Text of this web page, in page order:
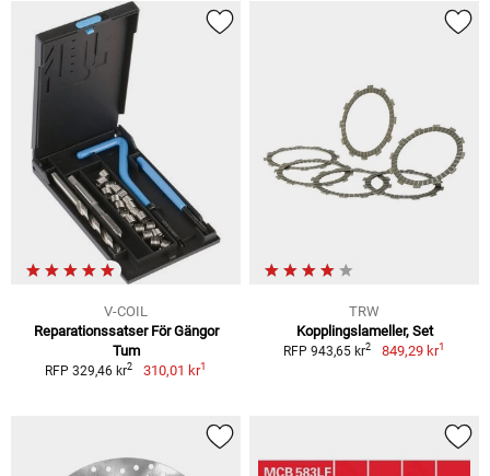
V-COIL
Reparationssatser För Gängor
Tum
RFP 329,46 kr2 310,01 kr1
TRW
Kopplingslameller, Set
RFP 943,65 kr2 849,29 kr1